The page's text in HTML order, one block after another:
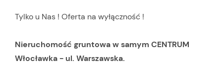
Tylko u Nas ! Oferta na wyłączność !
Nieruchomość gruntowa w samym CENTRUM
Włocławka - ul. Warszawska.